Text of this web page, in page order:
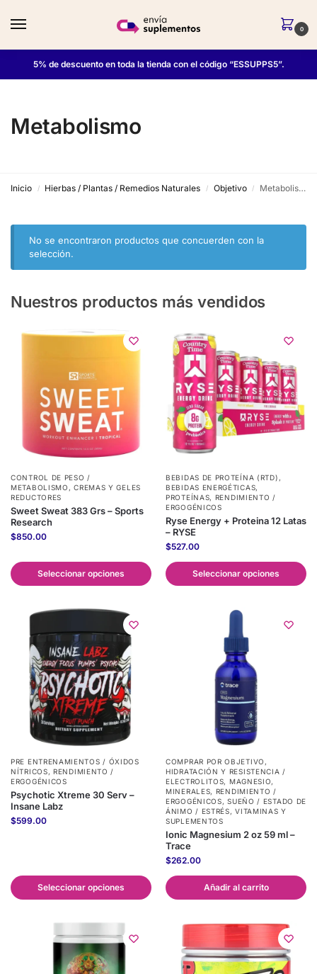
0
5% de descuento en toda la tienda con el código “ESSUPPS5”.
Metabolismo
Inicio / Hierbas / Plantas / Remedios Naturales / Objetivo / Metabolismo
No se encontraron productos que concuerden con la
selección.
Nuestros productos más vendidos
CONTROL DE PESO /
METABOLISMO ,CREMAS Y GELES
REDUCTORES
Sweet Sweat 383 Grs – Sports
Research
$850.00
Seleccionar opciones
BEBIDAS DE PROTEÍNA (RTD) ,
BEBIDAS ENERGÉTICAS,
PROTEÍNAS, RENDIMIENTO /
ERGOGÉNICOS
Ryse Energy + Proteina 12 Latas
– RYSE
$527.00
Seleccionar opciones
PRE ENTRENAMIENTOS / ÓXIDOS
NÍTRICOS,RENDIMIENTO /
ERGOGÉNICOS
Psychotic Xtreme 30 Serv –
Insane Labz
$599.00
Seleccionar opciones
COMPRAR POR OBJETIVO ,
HIDRATACIÓN Y RESISTENCIA /
ELECTROLITOS, MAGNESIO,
MINERALES, RENDIMIENTO /
ERGOGÉNICOS,SUEÑO / ESTADO DE
ÁNIMO / ESTRÉS,VITAMINAS Y
SUPLEMENTOS
Ionic Magnesium 2 oz 59 ml –
Trace
$262.00
Añadir al carrito